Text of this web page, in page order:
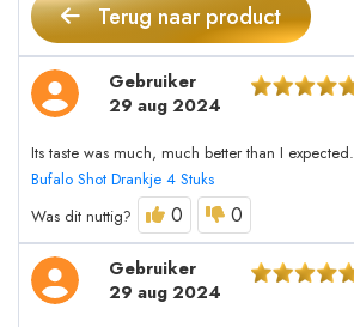
Terug naar product
Gebruiker
29 aug 2024
Its taste was much, much better than I expected.
Bufalo Shot Drankje 4 Stuks
Was dit nuttig?
0 0
Gebruiker
29 aug 2024